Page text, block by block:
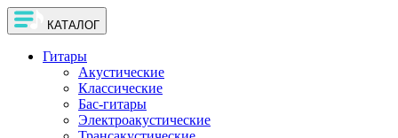
КАТАЛОГ
Гитары
Акустические
Классические
Бас-гитары
Электроакустические